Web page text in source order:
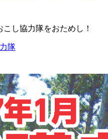
し協力隊をおためし！
隊